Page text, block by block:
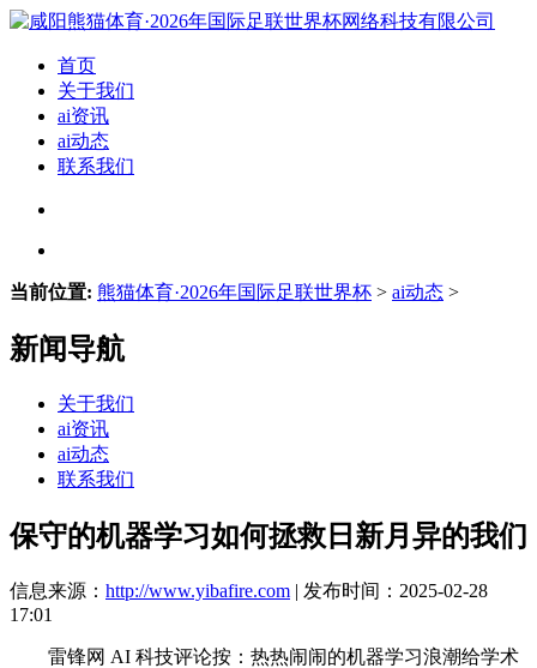
首页
关于我们
ai资讯
ai动态
联系我们
当前位置: 熊猫体育·2026年国际足联世界杯 > ai动态 >
新闻导航
关于我们
ai资讯
ai动态
联系我们
保守的机器学习如何拯救日新月异的我们
信息来源： http://www.yibafire.com | 发布时间：2025-02-28
17:01
雷锋网 AI 科技评论按：热热闹闹的机器学习浪潮给学术